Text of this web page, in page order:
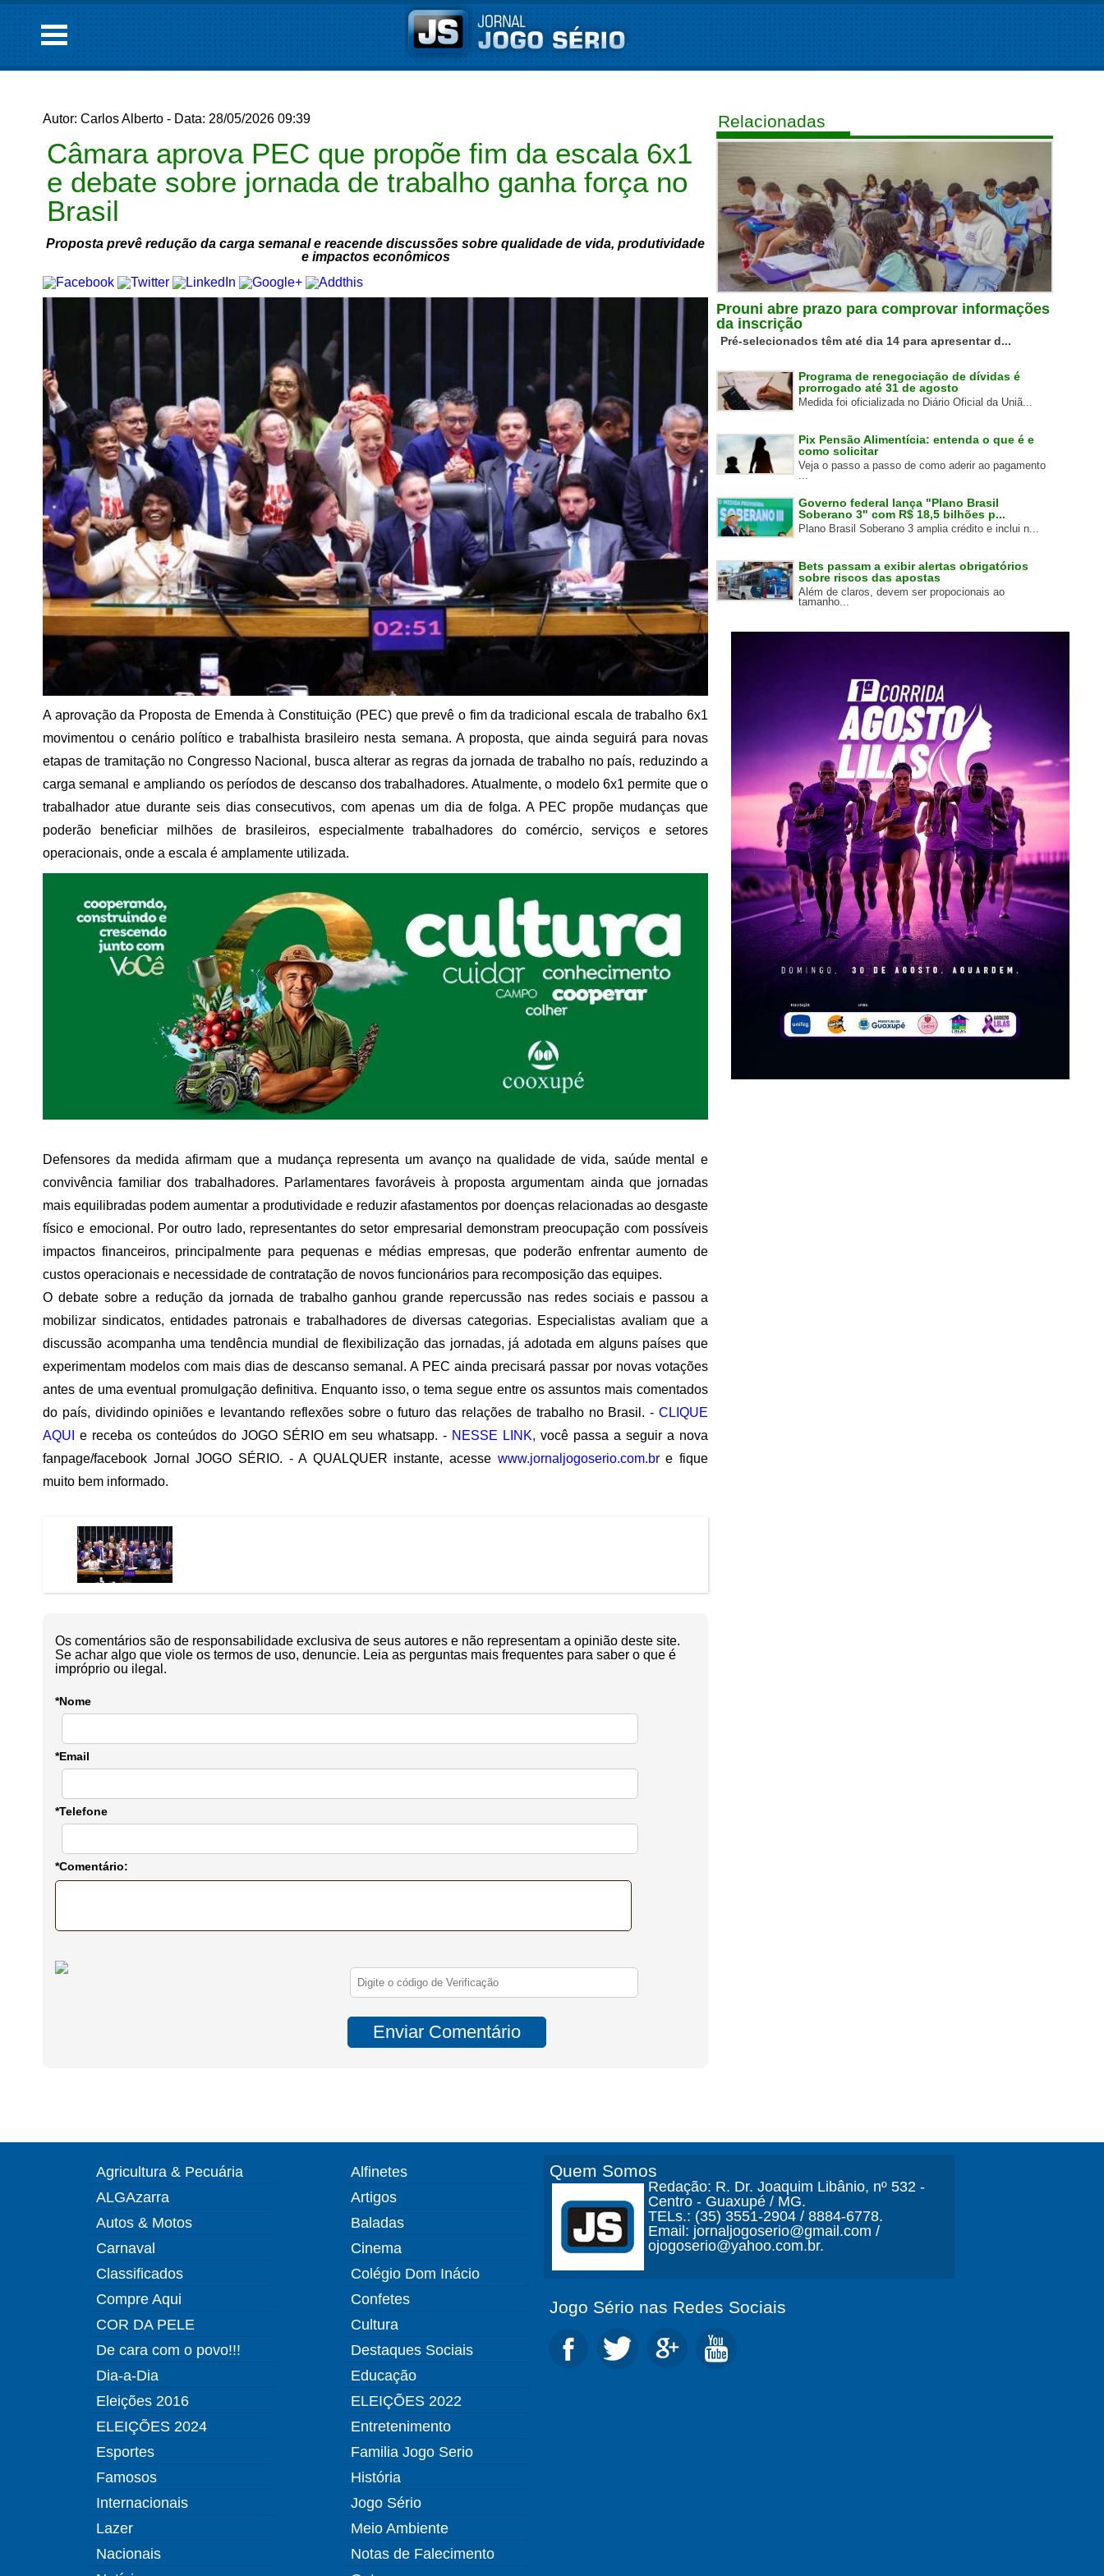
Autor: Carlos Alberto - Data: 28/05/2026 09:39
Câmara aprova PEC que propõe fim da escala 6x1
e debate sobre jornada de trabalho ganha força no
Brasil
Proposta prevê redução da carga semanal e reacende discussões sobre qualidade de vida, produtividade
e impactos econômicos
A aprovação da Proposta de Emenda à Constituição (PEC) que prevê o fim da tradicional escala de trabalho 6x1
movimentou o cenário político e trabalhista brasileiro nesta semana. A proposta, que ainda seguirá para novas
etapas de tramitação no Congresso Nacional, busca alterar as regras da jornada de trabalho no país, reduzindo a
carga semanal e ampliando os períodos de descanso dos trabalhadores. Atualmente, o modelo 6x1 permite que o
trabalhador atue durante seis dias consecutivos, com apenas um dia de folga. A PEC propõe mudanças que
poderão beneficiar milhões de brasileiros, especialmente trabalhadores do comércio, serviços e setores
operacionais, onde a escala é amplamente utilizada.
Defensores da medida afirmam que a mudança representa um avanço na qualidade de vida, saúde mental e
convivência familiar dos trabalhadores. Parlamentares favoráveis à proposta argumentam ainda que jornadas
mais equilibradas podem aumentar a produtividade e reduzir afastamentos por doenças relacionadas ao desgaste
físico e emocional. Por outro lado, representantes do setor empresarial demonstram preocupação com possíveis
impactos financeiros, principalmente para pequenas e médias empresas, que poderão enfrentar aumento de
custos operacionais e necessidade de contratação de novos funcionários para recomposição das equipes.
O debate sobre a redução da jornada de trabalho ganhou grande repercussão nas redes sociais e passou a
mobilizar sindicatos, entidades patronais e trabalhadores de diversas categorias. Especialistas avaliam que a
discussão acompanha uma tendência mundial de flexibilização das jornadas, já adotada em alguns países que
experimentam modelos com mais dias de descanso semanal. A PEC ainda precisará passar por novas votações
antes de uma eventual promulgação definitiva. Enquanto isso, o tema segue entre os assuntos mais comentados
do país, dividindo opiniões e levantando reflexões sobre o futuro das relações de trabalho no Brasil. - CLIQUE
AQUI
e receba os conteúdos do JOGO SÉRIO em seu whatsapp. - NESSE LINK, você passa a seguir a nova
fanpage/facebook Jornal JOGO SÉRIO. - A QUALQUER instante, acesse www.jornaljogoserio.com.bre fique
muito bem informado.
Os comentários são de responsabilidade exclusiva de seus autores e não representam a opinião deste site.
Se achar algo que viole os termos de uso, denuncie. Leia as perguntas mais frequentes para saber o que é
impróprio ou ilegal.
*Nome
*Email
*Telefone
*Comentário:
Relacionadas
Prouni abre prazo para comprovar informações
da inscrição
Pré-selecionados têm até dia 14 para apresentar d...
Programa de renegociação de dívidas é
prorrogado até 31 de agosto
Medida foi oficializada no Diário Oficial da Uniã...
Pix Pensão Alimentícia: entenda o que é e
como solicitar
Veja o passo a passo de como aderir ao pagamento
...
Governo federal lança "Plano Brasil
Soberano 3" com R$ 18,5 bilhões p...
Plano Brasil Soberano 3 amplia crédito e inclui n...
Bets passam a exibir alertas obrigatórios
sobre riscos das apostas
Além de claros, devem ser propocionais ao
tamanho...
Agricultura & Pecuária
ALGAzarra
Autos & Motos
Carnaval
Classificados
Compre Aqui
COR DA PELE
De cara com o povo!!!
Dia-a-Dia
Eleições 2016
ELEIÇÕES 2024
Esportes
Famosos
Internacionais
Lazer
Nacionais
Alfinetes
Artigos
Baladas
Cinema
Colégio Dom Inácio
Confetes
Cultura
Destaques Sociais
Educação
ELEIÇÕES 2022
Entretenimento
Familia Jogo Serio
História
Jogo Sério
Meio Ambiente
Notas de Falecimento
Quem Somos
Redação: R. Dr. Joaquim Libânio, nº 532 -
Centro - Guaxupé / MG.
TELs.: (35) 3551-2904 / 8884-6778.
Email: jornaljogoserio@gmail.com /
ojogoserio@yahoo.com.br.
Jogo Sério nas Redes Sociais